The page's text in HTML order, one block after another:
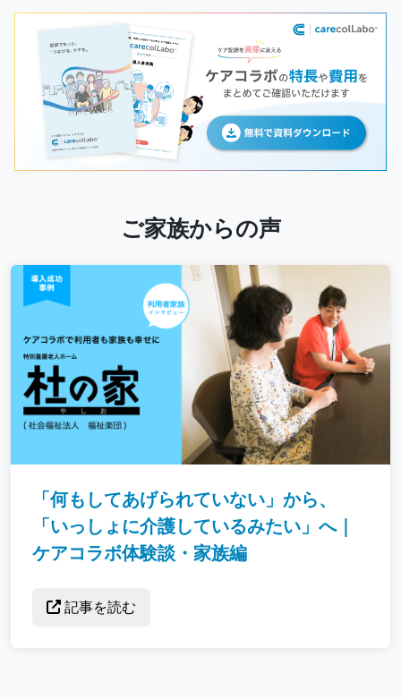
ご家族からの声
「何もしてあげられていない」から、
「いっしょに介護しているみたい」へ｜
ケアコラボ体験談・家族編
記事を読む